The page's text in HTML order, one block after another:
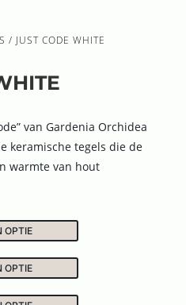
/ JUST CODE WHITE
van Gardenia Orchidea
keramische tegels die de
warmte van hout